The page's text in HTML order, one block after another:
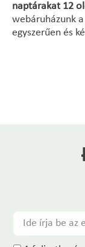
naptárakat 12
webáruházunk
egyszerűen és